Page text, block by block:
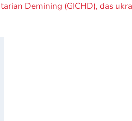
Demining (GICHD), das